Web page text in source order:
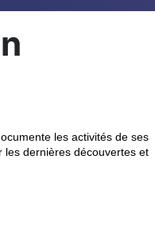
les activités de ses
les dernières découvertes et